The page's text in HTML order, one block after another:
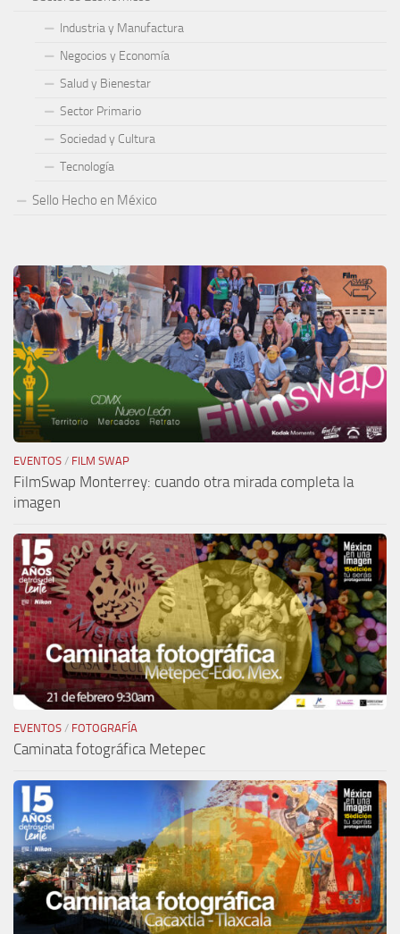
Industria y Manufactura
Negocios y Economía
Salud y Bienestar
Sector Primario
Sociedad y Cultura
Tecnología
Sello Hecho en México
EVENTOS / FILM SWAP
FilmSwap Monterrey: cuando otra mirada completa la
imagen
EVENTOS / FOTOGRAFÍA
Caminata fotográfica Metepec